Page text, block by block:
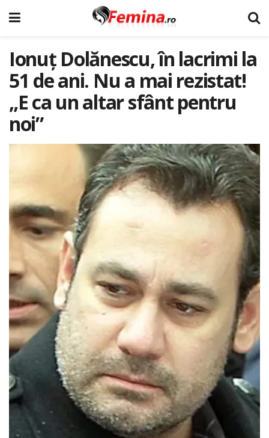
Ionuț Dolănescu, în lacrimi la
51 de ani. Nu a mai rezistat!
„E ca un altar sfânt pentru
noi”